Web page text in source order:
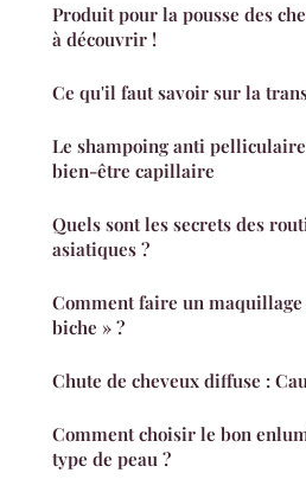
Produit pour la pousse des
à découvrir !
Ce qu'il faut savoir sur la
Le shampoing anti
bien-être capillaire
Quels sont les secrets des
asiatiques ?
Comment faire un maquillage
biche » ?
Chute de cheveux diffuse :
Comment choisir le bon
type de peau ?